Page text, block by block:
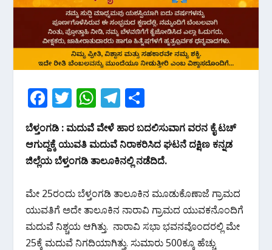
F
ac
e
b
o
k
T
w
itt
er
W
h
at
s
p
p
T
el
e
gr
a
m
h
ar
e
ಬೆಳ್ತಂಗಡಿ : ಮದುವೆ ವೇಳೆ ಹಾರ ಬದಲಿಸುವಾಗ ವರನ ಕೈ ಟಚ್
ಆಗುದ್ದಕ್ಕೆ ಯುವತಿ ಮದುವೆ ನಿರಾಕರಿಸಿದ ಘಟನೆ ದಕ್ಷಿಣ ಕನ್ನಡ
ಜಿಲ್ಲೆಯ ಬೆಳ್ತಂಗಡಿ ತಾಲೂಕಿನಲ್ಲಿ ನಡೆದಿದೆ.
ಮೇ 25ರಂದು ಬೆಳ್ತಂಗಡಿ ತಾಲೂಕಿನ ಮೂಡುಕೊಣಾಜೆ ಗ್ರಾಮದ
ಯುವತಿಗೆ ಅದೇ ತಾಲೂಕಿನ ನಾರಾವಿ ಗ್ರಾಮದ ಯುವಕನೊಂದಿಗೆ
ಮದುವೆ ನಿಶ್ಚಯ ಆಗಿತ್ತು. ನಾರಾವಿ ಸಭಾ ಭವನವೊಂದರಲ್ಲಿ ಮೇ
25ಕ್ಕೆ ಮದುವೆ ನಿಗದಿಯಾಗಿತ್ತು. ಸುಮಾರು 500ಕ್ಕೂ ಹೆಚ್ಚು